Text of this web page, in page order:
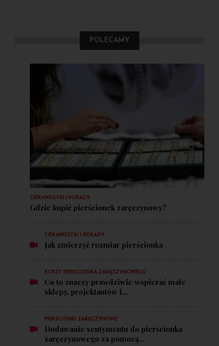
POLECAMY
CIEKAWOSTKI I PORADY
Gdzie kupić pierścionek zaręczynowy?
CIEKAWOSTKI I PORADY
Jak zmierzyć rozmiar pierścionka
KOSZT PIERŚCIONKA ZARĘCZYNOWEGO
Co to znaczy prawdziwie wspierać małe
sklepy, projektantów i...
PIERŚCIONKI ZARĘCZYNOWE
Dodawanie sentymentu do pierścionka
zaręczynowego za pomocą...